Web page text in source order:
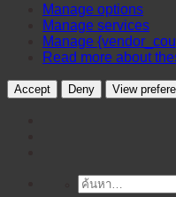
Manage options
Manage services
Manage
Read more about
Accept Deny View
ค้นหา: